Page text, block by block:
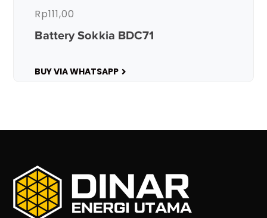
Battery Sokkia BDC71
Rp111,00
BUY VIA WHATSAPP